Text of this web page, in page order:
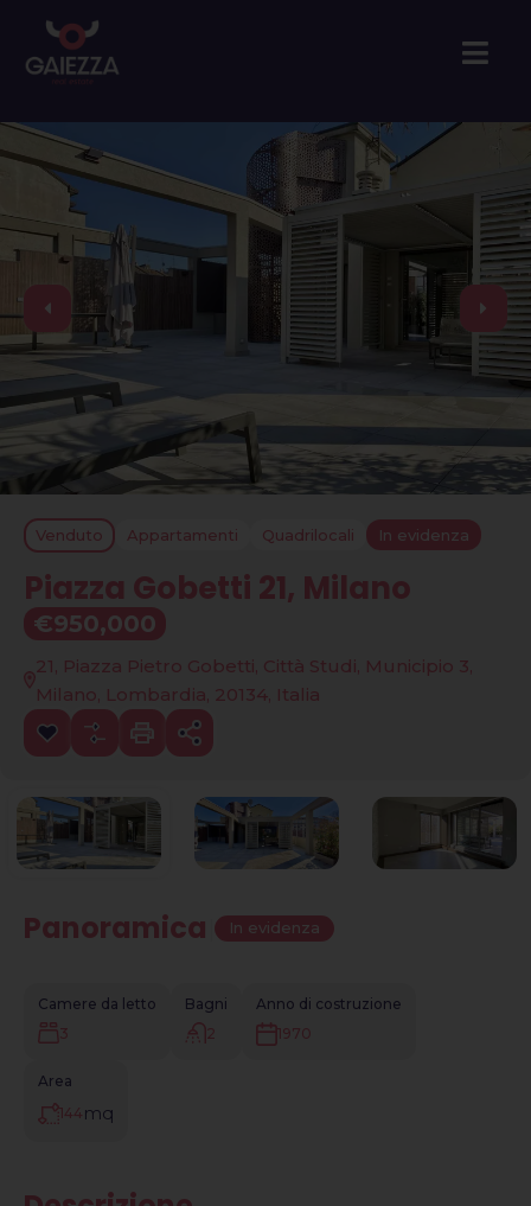
Venduto Appartamenti Quadrilocali In evidenza
Piazza Gobetti 21, Milano
€950,000
21, Piazza Pietro Gobetti, Città Studi, Municipio 3,
Milano, Lombardia, 20134, Italia
Panoramica In evidenza
Camere da letto
3
Bagni
2
Anno di costruzione
1970
Area
144 mq